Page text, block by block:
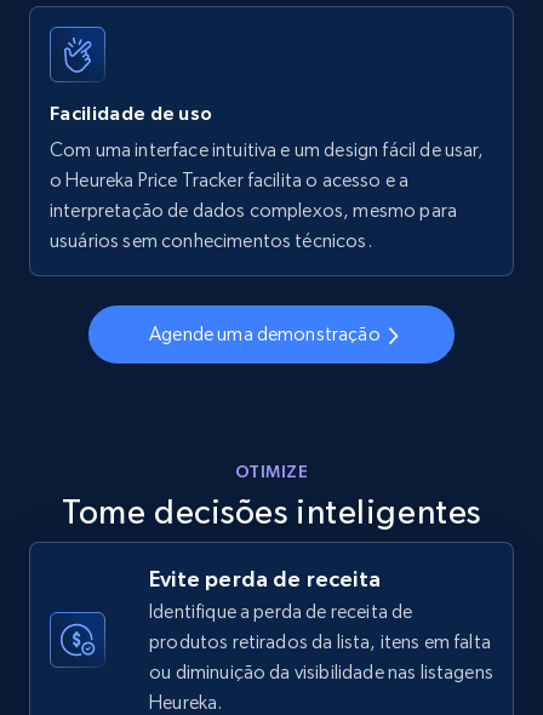
URL, Final price, Sku, Currency, Gtin,
Specifications, Image urls, Top reviews, and
more.
Walmart - products - Collects products by
specific keywords
URL, Final price, Sku, Currency, Gtin,
Specifications, Image urls, Top reviews, and
using sku numbers
URL, Final price, Sku, Currency, Gtin,
Specifications, Image urls, Top reviews, and
Facilidade de uso
Com uma interface intuitiva e um design fácil de usar,
o Heureka Price Tracker facilita o acesso e a
interpretação de dados complexos, mesmo para
usuários sem conhecimentos técnicos.
Agende uma demonstração
OTIMIZE
Tome decisões inteligentes
Evite perda de receita
Identifique a perda de receita de
produtos retirados da lista, itens em falta
ou diminuição da visibilidade nas listagens
Heureka.